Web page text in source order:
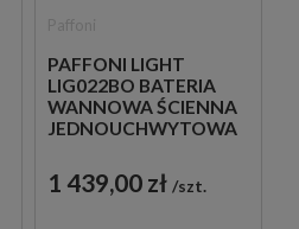
PAFFONI LIGHT
LIG022BO BATERIA
WANNOWA ŚCIENNA
JEDNOUCHWYTOWA
1 439,00 zł szt.